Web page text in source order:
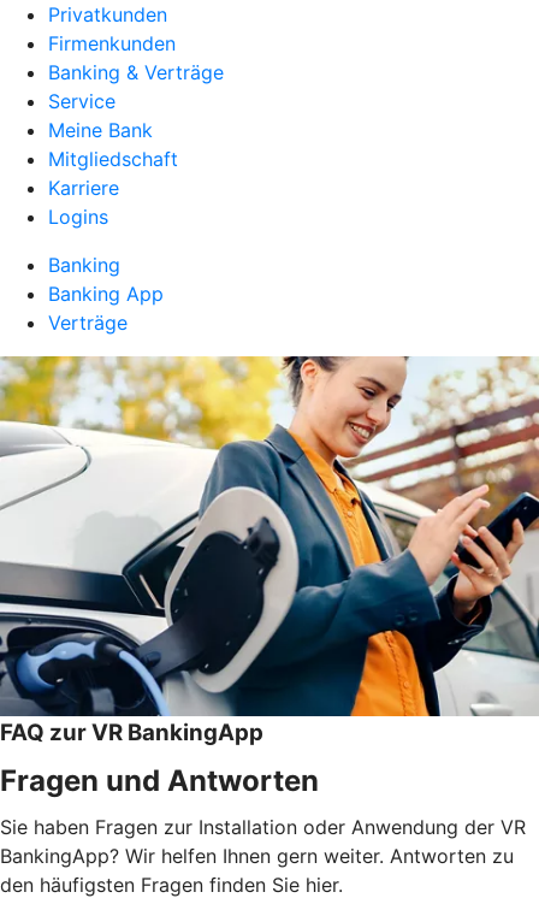
Privatkunden
Firmenkunden
Banking & Verträge
Service
Meine Bank
Mitgliedschaft
Karriere
Logins
Banking
Banking App
Verträge
FAQ zur VR BankingApp
Fragen und Antworten
Sie haben Fragen zur Installation oder Anwendung der VR
BankingApp? Wir helfen Ihnen gern weiter. Antworten zu
den häufigsten Fragen finden Sie hier.